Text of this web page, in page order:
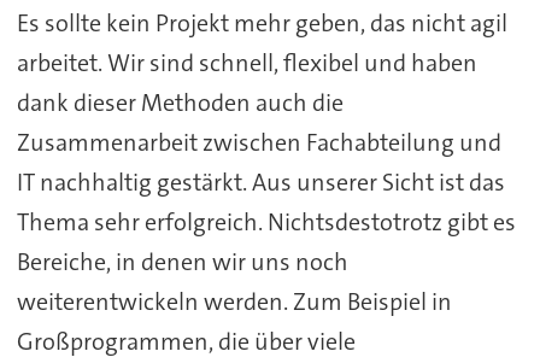
Es sollte kein Projekt mehr geben, das nicht agil
arbeitet. Wir sind schnell, flexibel und haben
dank dieser Methoden auch die
Zusammenarbeit zwischen Fachabteilung und
IT nachhaltig gestärkt. Aus unserer Sicht ist das
Thema sehr erfolgreich. Nichtsdestotrotz gibt es
Bereiche, in denen wir uns noch
weiterentwickeln werden. Zum Beispiel in
Großprogrammen, die über viele